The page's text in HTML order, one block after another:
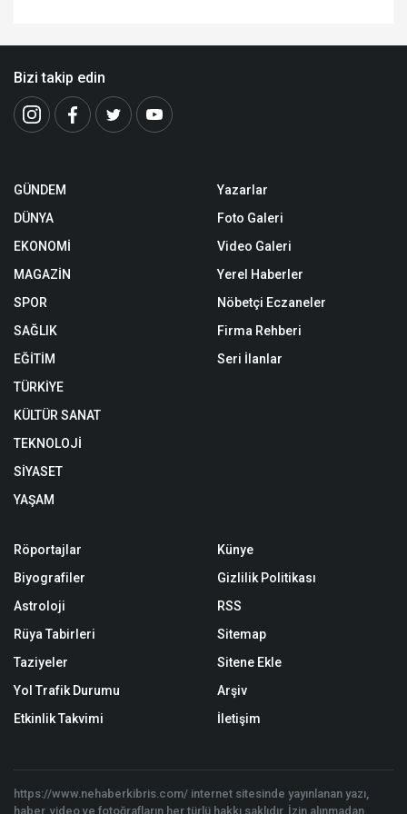
Bizi takip edin
GÜNDEM
DÜNYA
EKONOMİ
MAGAZİN
SPOR
SAĞLIK
EĞİTİM
TÜRKİYE
KÜLTÜR SANAT
TEKNOLOJİ
SİYASET
YAŞAM
Yazarlar
Foto Galeri
Video Galeri
Yerel Haberler
Nöbetçi Eczaneler
Firma Rehberi
Seri İlanlar
Röportajlar
Biyografiler
Astroloji
Rüya Tabirleri
Taziyeler
Yol Trafik Durumu
Etkinlik Takvimi
Künye
Gizlilik Politikası
RSS
Sitemap
Sitene Ekle
Arşiv
İletişim
https://www.nehaberkibris.com/ internet sitesinde yayınlanan yazı,
haber, video ve fotoğrafların her türlü hakkı saklıdır. İzin alınmadan,